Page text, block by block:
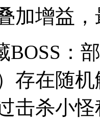
加增益
BOSS：
存在随
击杀小